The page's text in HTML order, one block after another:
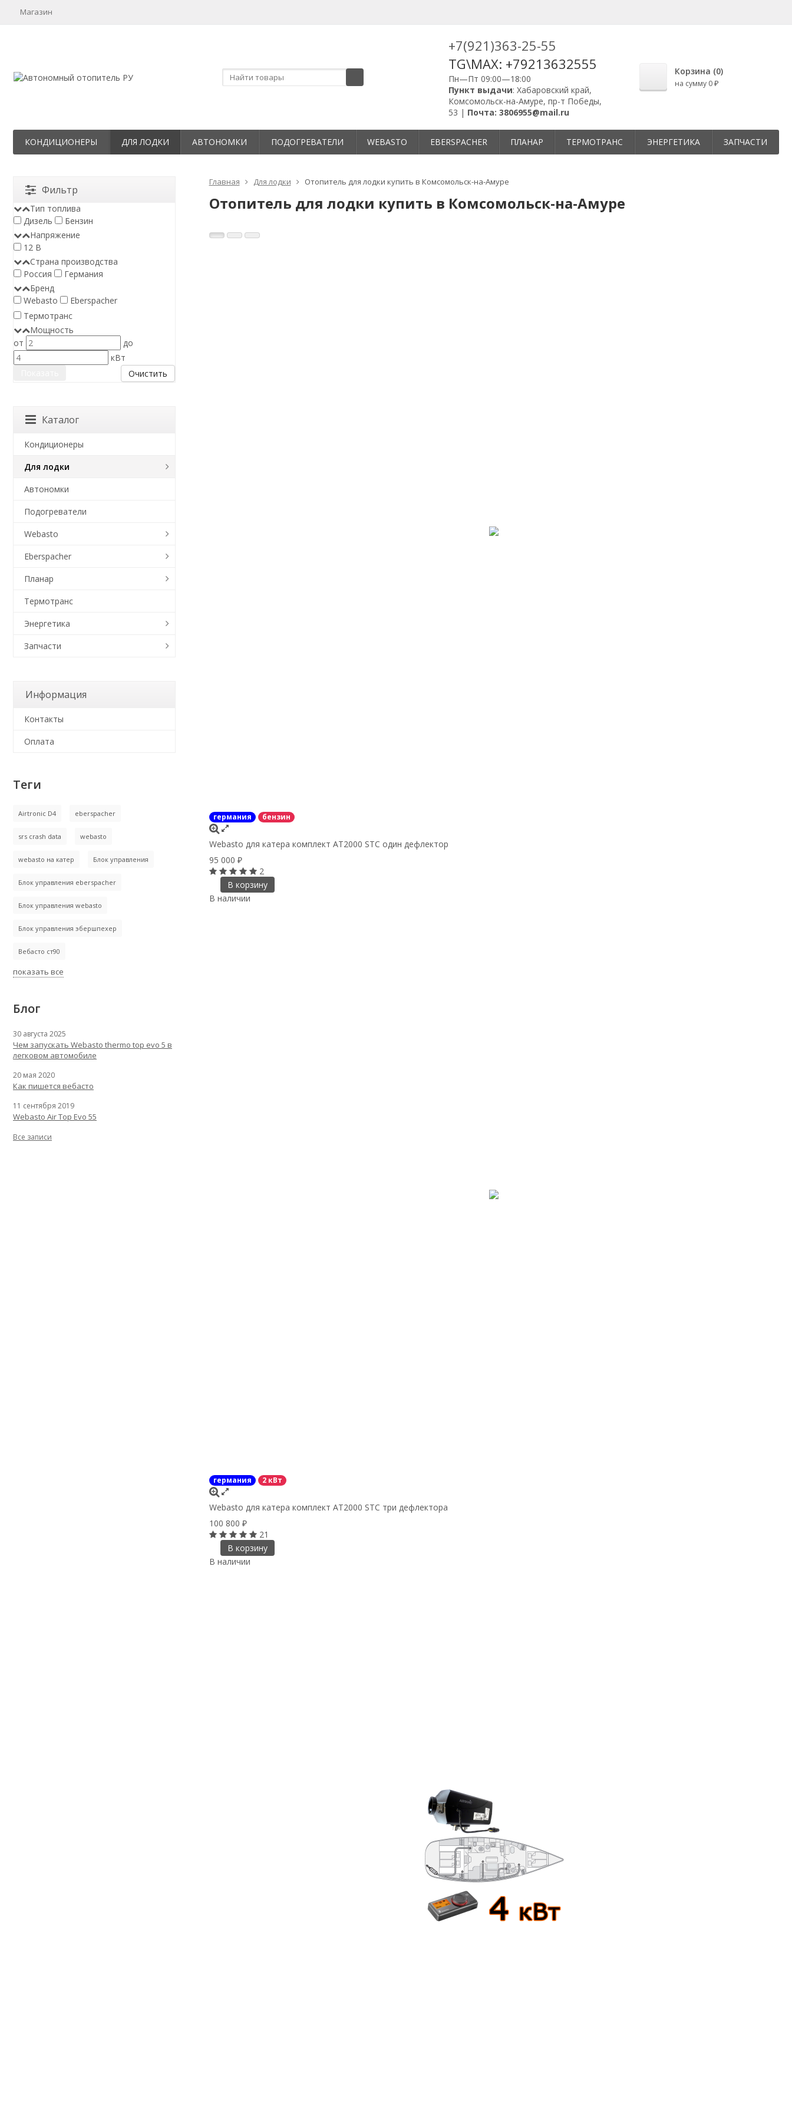
Магазин
+7(921)363-25-55
TG\MAX: +79213632555
Пн—Пт 09:00—18:00
Пункт выдачи: Хабаровский край,
Комсомольск-на-Амуре, пр-т Победы,
53 | Почта: 3806955@mail.ru
Корзина (0)
на сумму 0 ₽
КОНДИЦИОНЕРЫ ДЛЯ ЛОДКИ АВТОНОМКИ ПОДОГРЕВАТЕЛИ WEBASTO EBERSPACHER ПЛАНАР ТЕРМОТРАНС ЭНЕРГЕТИКА ЗАПЧАСТИ
Главная Для лодки Отопитель для лодки купить в Комсомольск-на-Амуре
Отопитель для лодки купить в Комсомольск-на-Амуре
германия бензин
Webasto для катера комплект AT2000 STC один дефлектор
95 000 ₽
2
В корзину
В наличии
германия 2 кВт
Webasto для катера комплект AT2000 STC три дефлектора
100 800 ₽
21
В корзину
В наличии
Фильтр
Тип топлива
Дизель
Бензин
Напряжение
12 В
Страна производства
Россия
Германия
Бренд
Webasto
Eberspacher
Термотранс
Мощность
от
до
кВт
Очистить
Каталог
Кондиционеры
Для лодки
Автономки
Подогреватели
Webasto
Eberspacher
Планар
Термотранс
Энергетика
Запчасти
Информация
Контакты
Оплата
Теги
Airtronic D4 eberspacher
srs crash data webasto
webasto на катер Блок управления
Блок управления eberspacher
Блок управления webasto
Блок управления эбершпехер
Вебасто ст90
показать все
Блог
30 августа 2025
Чем запускать Webasto thermo top evo 5 в
легковом автомобиле
20 мая 2020
Как пишется вебасто
11 сентября 2019
Webasto Air Top Evo 55
Все записи